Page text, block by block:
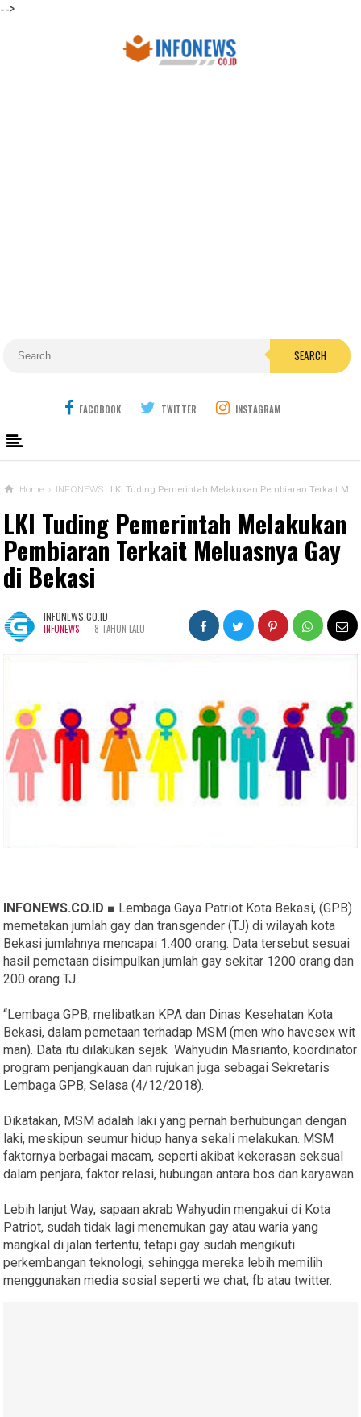
-->
SEARCH
FACOBOOK TWITTER INSTAGRAM
Home › INFONEWS LKI Tuding Pemerintah Melakukan Pembiaran Terkait Meluasnya Gay di Bekasi
LKI Tuding Pemerintah Melakukan
Pembiaran Terkait Meluasnya Gay
di Bekasi
INFONEWS.CO.ID
INFONEWS - 8 TAHUN LALU
INFONEWS.CO.ID ■ Lembaga Gaya Patriot Kota Bekasi, (GPB)
memetakan jumlah gay dan transgender (TJ) di wilayah kota
Bekasi jumlahnya mencapai 1.400 orang. Data tersebut sesuai
hasil pemetaan disimpulkan jumlah gay sekitar 1200 orang dan
200 orang TJ.
“Lembaga GPB, melibatkan KPA dan Dinas Kesehatan Kota
Bekasi, dalam pemetaan terhadap MSM (men who havesex wit
man). Data itu dilakukan sejak Wahyudin Masrianto, koordinator
program penjangkauan dan rujukan juga sebagai Sekretaris
Lembaga GPB, Selasa (4/12/2018).
Dikatakan, MSM adalah laki yang pernah berhubungan dengan
laki, meskipun seumur hidup hanya sekali melakukan. MSM
faktornya berbagai macam, seperti akibat kekerasan seksual
dalam penjara, faktor relasi, hubungan antara bos dan karyawan.
Lebih lanjut Way, sapaan akrab Wahyudin mengakui di Kota
Patriot, sudah tidak lagi menemukan gay atau waria yang
mangkal di jalan tertentu, tetapi gay sudah mengikuti
perkembangan teknologi, sehingga mereka lebih memilih
menggunakan media sosial seperti we chat, fb atau twitter.